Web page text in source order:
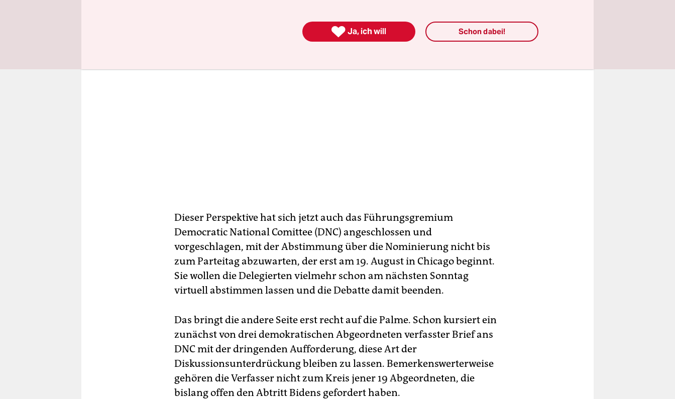
Dieser Perspektive hat sich jetzt auch das Führungsgremium
Democratic National Comittee (DNC) angeschlossen und
vorgeschlagen, mit der Abstimmung über die Nominierung nicht bis
zum Parteitag abzuwarten, der erst am 19. August in Chicago beginnt.
Sie wollen die Delegierten vielmehr schon am nächsten Sonntag
virtuell abstimmen lassen und die Debatte damit beenden.
Das bringt die andere Seite erst recht auf die Palme. Schon kursiert ein
zunächst von drei demokratischen Abgeordneten verfasster Brief ans
DNC mit der dringenden Aufforderung, diese Art der
Diskussionsunterdrückung bleiben zu lassen. Bemerkenswerterweise
gehören die Verfasser nicht zum Kreis jener 19 Abgeordneten, die
bislang offen den Abtritt Bidens gefordert haben.
 Ja, ich will Schon dabei!